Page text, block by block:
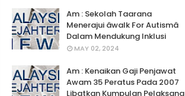
Am : Sekolah Taarana
Menerajui âwalk For Autismâ
Dalam Mendukung Inklusi
MAY 02, 2024
Am : Kenaikan Gaji Penjawat
Awam 35 Peratus Pada 2007
Libatkan Kumpulan Pelaksana